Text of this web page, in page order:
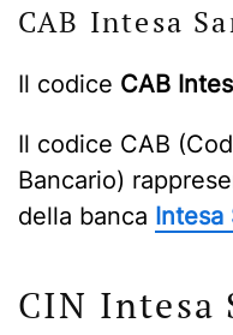
CAB Intesa
Il codice CAB
Il codice CAB
Bancario)
della banca Intesa
CIN Intesa